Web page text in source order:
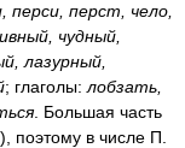
перси, перст, чело,
чудный,
лазурный,
; глаголы: лобзать,
. Большая часть
поэтому в числе П.